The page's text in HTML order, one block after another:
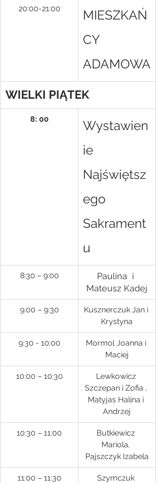
20:00-21:00
MIESZKAŃ
CY
ADAMOWA
WIELKI PIĄTEK
8: 00
Wystawien
ie
Najświętsz
ego
Sakrament
u
8:30 – 9:00
Paulina  i
Mateusz Kadej
9:00 – 9:30
Kusznerczuk Jan i
Krystyna
9:30 - 10:00
Mormol Joanna i
Maciej
10:00 – 10:30
Lewkowicz
Szczepan i Zofia ,
Matyjas Halina i
Andrzej
10:30 – 11:00
Butkiewicz
Mariola,
Pajszczyk Izabela
11:00 – 11:30
Szymczuk